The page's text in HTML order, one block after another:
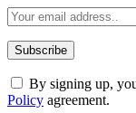
By signing up,
Policy agreement.